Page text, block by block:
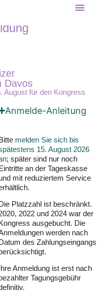
Davos
August für den Kongress
Anmelde-Anleitung
melden Sie sich bis
15. August 2026
; später sind nur noch
an der Tageskasse
mit reduziertem Service
Platzzahl ist beschränkt.
2022 und 2024 war der
ausgebucht. Die
werden nach
des Zahlungseingangs
Ihre Anmeldung ist erst nach
bezahlter Tagungsgebühr